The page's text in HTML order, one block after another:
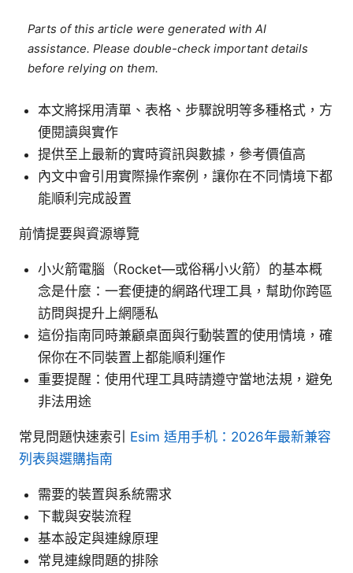
Parts of this article were generated with AI
assistance. Please double-check important details
before relying on them.
本文將採用清單、表格、步驟說明等多種格式，方
便閱讀與實作
提供至上最新的實時資訊與數據，參考價值高
內文中會引用實際操作案例，讓你在不同情境下都
能順利完成設置
前情提要與資源導覽
小火箭電腦（Rocket—或俗稱小火箭）的基本概
念是什麼：一套便捷的網路代理工具，幫助你跨區
訪問與提升上網隱私
這份指南同時兼顧桌面與行動裝置的使用情境，確
保你在不同裝置上都能順利運作
重要提醒：使用代理工具時請遵守當地法規，避免
非法用途
常見問題快速索引 Esim 适用手机：2026年最新兼容
列表與選購指南
需要的裝置與系統需求
下載與安裝流程
基本設定與連線原理
常見連線問題的排除